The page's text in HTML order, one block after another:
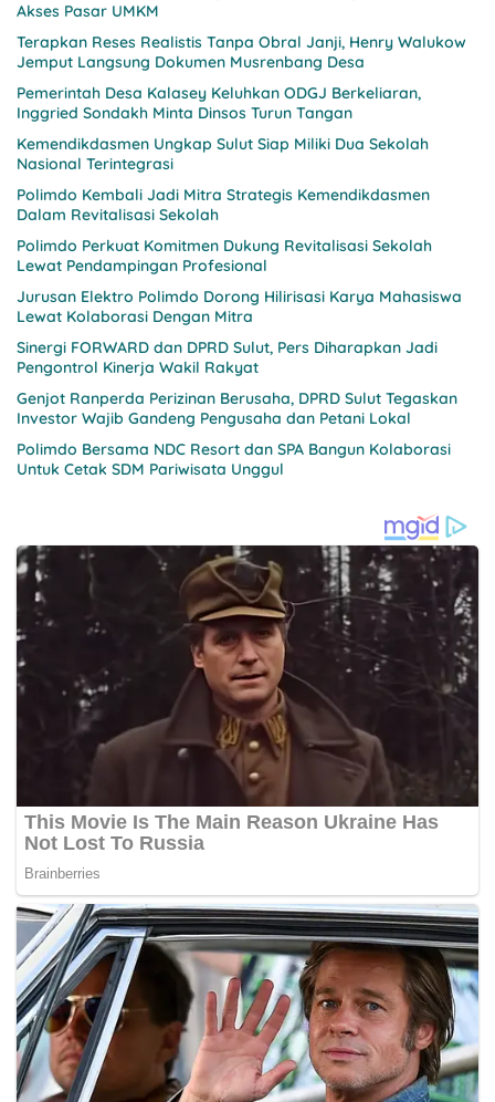
Akses Pasar UMKM
Terapkan Reses Realistis Tanpa Obral Janji, Henry Walukow
Jemput Langsung Dokumen Musrenbang Desa
Pemerintah Desa Kalasey Keluhkan ODGJ Berkeliaran,
Inggried Sondakh Minta Dinsos Turun Tangan
Kemendikdasmen Ungkap Sulut Siap Miliki Dua Sekolah
Nasional Terintegrasi
Polimdo Kembali Jadi Mitra Strategis Kemendikdasmen
Dalam Revitalisasi Sekolah
Polimdo Perkuat Komitmen Dukung Revitalisasi Sekolah
Lewat Pendampingan Profesional
Jurusan Elektro Polimdo Dorong Hilirisasi Karya Mahasiswa
Lewat Kolaborasi Dengan Mitra
Sinergi FORWARD dan DPRD Sulut, Pers Diharapkan Jadi
Pengontrol Kinerja Wakil Rakyat
Genjot Ranperda Perizinan Berusaha, DPRD Sulut Tegaskan
Investor Wajib Gandeng Pengusaha dan Petani Lokal
Polimdo Bersama NDC Resort dan SPA Bangun Kolaborasi
Untuk Cetak SDM Pariwisata Unggul